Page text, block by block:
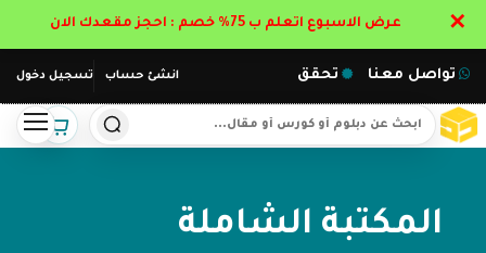
انشئ حساب تسجيل دخول تواصل معنا تحقق
المكتبة الشاملة
عرض الاسبوع اتعلم ب 75% خصم : احجز مقعدك الان ✕